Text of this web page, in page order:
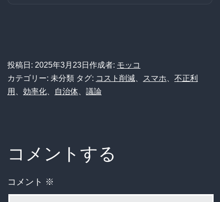
投稿日: 2025年3月23日 作成者: モッコ
カテゴリー: 未分類 タグ: コスト削減 スマホ
不正利
用
効率化 自治体 議論
コメントする
コメント ※